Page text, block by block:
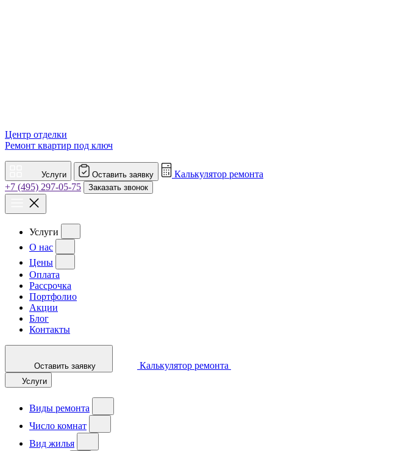
Центр отделки
Ремонт квартир под ключ
Услуги Оставить заявку
Калькулятор ремонта
+7 (495) 297-05-75
Заказать звонок
Услуги
О нас
Цены
Оплата
Рассрочка
Портфолио
Акции
Блог
Контакты
Оставить заявку Калькулятор ремонта
Услуги
Виды ремонта
Число комнат
Вид жилья